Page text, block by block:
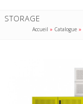
STORAGE
Accueil » Catalogue »